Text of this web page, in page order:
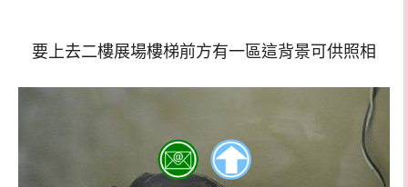
要上去二樓展場樓梯前方有一區這背景可供照相